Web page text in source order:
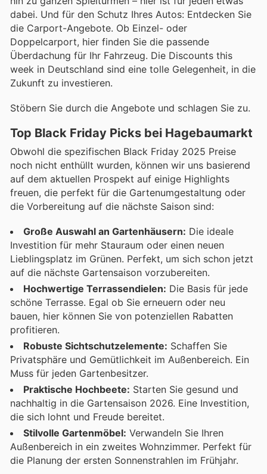
dabei. Und für den Schutz Ihres Autos: Entdecken Sie
die Carport-Angebote. Ob Einzel- oder
Doppelcarport, hier finden Sie die passende
Überdachung für Ihr Fahrzeug. Die Discounts this
week in Deutschland sind eine tolle Gelegenheit, in die
Zukunft zu investieren.
Stöbern Sie durch die Angebote und schlagen Sie zu.
Top Black Friday Picks bei Hagebaumarkt
Obwohl die spezifischen Black Friday 2025 Preise
noch nicht enthüllt wurden, können wir uns basierend
auf dem aktuellen Prospekt auf einige Highlights
freuen, die perfekt für die Gartenumgestaltung oder
die Vorbereitung auf die nächste Saison sind:
Große Auswahl an Gartenhäusern: Die ideale
Investition für mehr Stauraum oder einen neuen
Lieblingsplatz im Grünen. Perfekt, um sich schon jetzt
auf die nächste Gartensaison vorzubereiten.
Hochwertige Terrassendielen: Die Basis für jede
schöne Terrasse. Egal ob Sie erneuern oder neu
bauen, hier können Sie von potenziellen Rabatten
profitieren.
Robuste Sichtschutzelemente: Schaffen Sie
Privatsphäre und Gemütlichkeit im Außenbereich. Ein
Muss für jeden Gartenbesitzer.
Praktische Hochbeete: Starten Sie gesund und
nachhaltig in die Gartensaison 2026. Eine Investition,
die sich lohnt und Freude bereitet.
Stilvolle Gartenmöbel: Verwandeln Sie Ihren
Außenbereich in ein zweites Wohnzimmer. Perfekt für
die Planung der ersten Sonnenstrahlen im Frühjahr.